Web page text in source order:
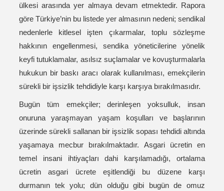
ülkesi arasında yer almaya devam etmektedir. Rapora
göre Türkiye’nin bu listede yer almasının nedeni; sendikal
nedenlerle kitlesel işten çıkarmalar, toplu sözleşme
hakkının engellenmesi, sendika yöneticilerine yönelik
keyfi tutuklamalar, asılsız suçlamalar ve kovuşturmalarla
hukukun bir baskı aracı olarak kullanılması, emekçilerin
sürekli bir işsizlik tehdidiyle karşı karşıya bırakılmasıdır.
Bugün tüm emekçiler; derinleşen yoksulluk, insan
onuruna yaraşmayan yaşam koşulları ve başlarının
üzerinde sürekli sallanan bir işsizlik sopası tehdidi altında
yaşamaya mecbur bırakılmaktadır. Asgari ücretin en
temel insani ihtiyaçları dahi karşılamadığı, ortalama
ücretin asgari ücrete eşitlendiği bu düzene karşı
durmanın tek yolu; dün olduğu gibi bugün de omuz